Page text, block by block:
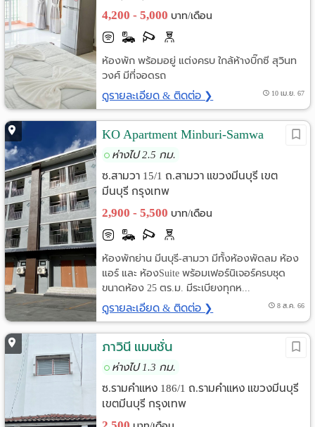
4,200 - 5,000 บาท/เดือน
ห้องพัก พร้อมอยู่ แต่งครบ ใกล้ห้างบิ๊กซี สุวินท
วงศ์ มีที่จอดรถ
ดูรายละเอียด & ติดต่อ ❯ 10 เม.ย. 67
KO Apartment Minburi-Samwa
ห่างไป 2.5 กม.
ซ.สามวา 15/1 ถ.สามวา แขวงมีนบุรี เขต
มีนบุรี กรุงเทพ
2,900 - 5,500 บาท/เดือน
ห้องพักย่าน มีนบุรี-สามวา มีทั้งห้องพัดลม ห้อง
แอร์ และ ห้องSuite พร้อมเฟอร์นิเจอร์ครบชุด
ขนาดห้อง 25 ตร.ม. มีระเบียงทุกห...
ดูรายละเอียด & ติดต่อ ❯ 8 ส.ค. 66
ภาวินี แมนชั่น
ห่างไป 1.3 กม.
ซ.รามคำแหง 186/1 ถ.รามคำแหง แขวงมีนบุรี
เขตมีนบุรี กรุงเทพ